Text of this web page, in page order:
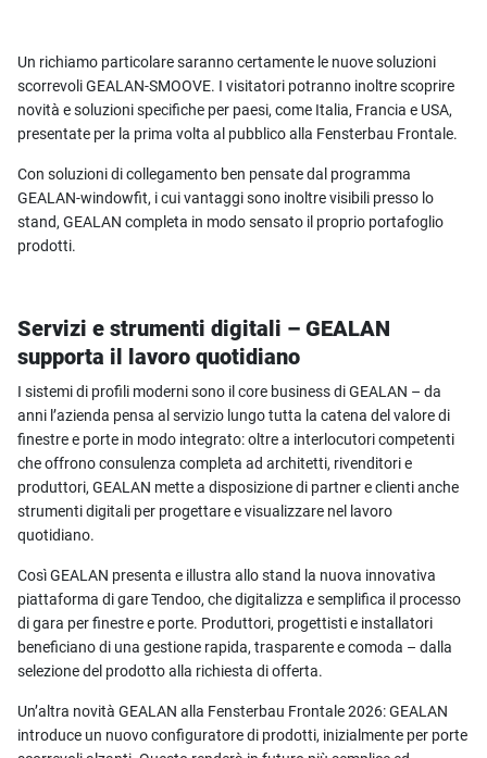
Un richiamo particolare saranno certamente le nuove soluzioni
scorrevoli GEALAN-SMOOVE. I visitatori potranno inoltre scoprire
novità e soluzioni specifiche per paesi, come Italia, Francia e USA,
presentate per la prima volta al pubblico alla Fensterbau Frontale.
Con soluzioni di collegamento ben pensate dal programma
GEALAN-windowfit, i cui vantaggi sono inoltre visibili presso lo
stand, GEALAN completa in modo sensato il proprio portafoglio
prodotti.
Servizi e strumenti digitali – GEALAN
supporta il lavoro quotidiano
I sistemi di profili moderni sono il core business di GEALAN – da
anni l’azienda pensa al servizio lungo tutta la catena del valore di
finestre e porte in modo integrato: oltre a interlocutori competenti
che offrono consulenza completa ad architetti, rivenditori e
produttori, GEALAN mette a disposizione di partner e clienti anche
strumenti digitali per progettare e visualizzare nel lavoro
quotidiano.
Così GEALAN presenta e illustra allo stand la nuova innovativa
piattaforma di gare Tendoo, che digitalizza e semplifica il processo
di gara per finestre e porte. Produttori, progettisti e installatori
beneficiano di una gestione rapida, trasparente e comoda – dalla
selezione del prodotto alla richiesta di offerta.
Un’altra novità GEALAN alla Fensterbau Frontale 2026: GEALAN
introduce un nuovo configuratore di prodotti, inizialmente per porte